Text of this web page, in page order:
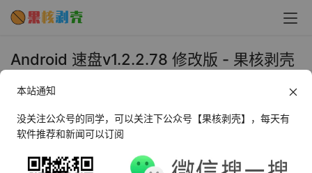
Android 速盘v1.2.2.78 修改版 - 果核剥壳
2019年5月22日 下午1:27
速盘是一款第三方的百度网盘，最近也出手机版本了，并且
手机版是收费流量包的形式使用。本软件为修改版。不需要
本站通知
没关注公众号的同学，可以关注下公众号【果核剥壳】，每天有
软件推荐和新闻可以订阅